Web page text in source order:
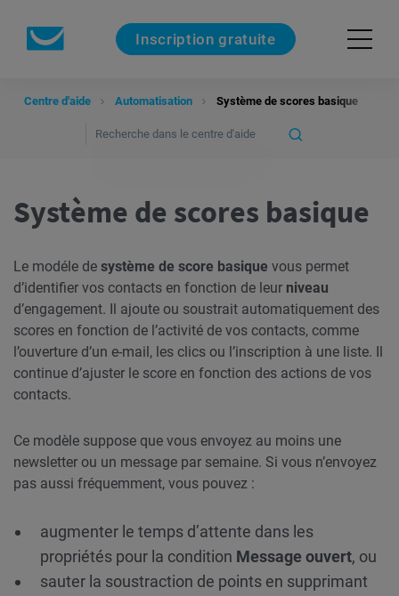
Inscription gratuite
Centre d'aide Automatisation Système de scores basique
Système de scores basique
Le modéle de système de score basique vous permet
d’identifier vos contacts en fonction de leur niveau
d’engagement. Il ajoute ou soustrait automatiquement des
scores en fonction de l’activité de vos contacts, comme
l’ouverture d’un e-mail, les clics ou l’inscription à une liste. Il
continue d’ajuster le score en fonction des actions de vos
contacts.
Ce modèle suppose que vous envoyez au moins une
newsletter ou un message par semaine. Si vous n’envoyez
pas aussi fréquemment, vous pouvez :
augmenter le temps d’attente dans les
propriétés pour la condition Message ouvert, ou
sauter la soustraction de points en supprimant